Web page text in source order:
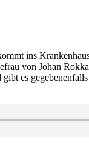
ins
von Johan
es